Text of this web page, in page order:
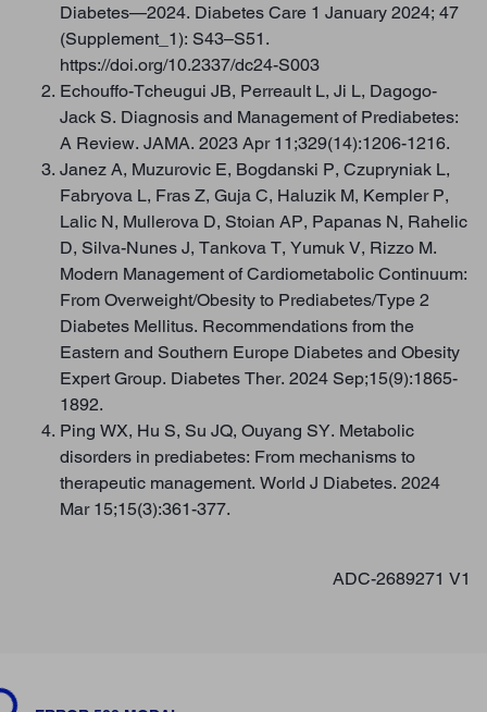
Diabetes—2024. Diabetes Care 1 January 2024; 47
(Supplement_1): S43–S51.
https://doi.org/10.2337/dc24-S003
Echouffo-Tcheugui JB, Perreault L, Ji L, Dagogo-
Jack S. Diagnosis and Management of Prediabetes:
A Review. JAMA. 2023 Apr 11;329(14):1206-1216.
Janez A, Muzurovic E, Bogdanski P, Czupryniak L,
Fabryova L, Fras Z, Guja C, Haluzik M, Kempler P,
Lalic N, Mullerova D, Stoian AP, Papanas N, Rahelic
D, Silva-Nunes J, Tankova T, Yumuk V, Rizzo M.
Modern Management of Cardiometabolic Continuum:
From Overweight/Obesity to Prediabetes/Type 2
Diabetes Mellitus. Recommendations from the
Eastern and Southern Europe Diabetes and Obesity
Expert Group. Diabetes Ther. 2024 Sep;15(9):1865-
1892.
Ping WX, Hu S, Su JQ, Ouyang SY. Metabolic
disorders in prediabetes: From mechanisms to
therapeutic management. World J Diabetes. 2024
Mar 15;15(3):361-377.
ADC-2689271 V1